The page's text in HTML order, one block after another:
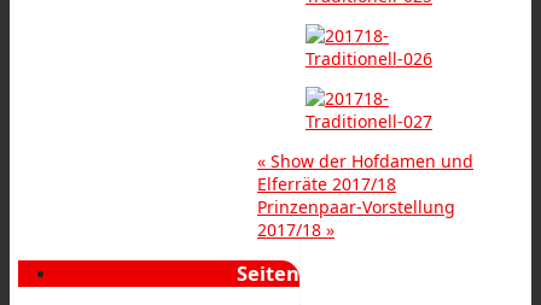
« Show der Hofdamen und
Elferräte 2017/18
Prinzenpaar-Vorstellung
2017/18 »
Seiten